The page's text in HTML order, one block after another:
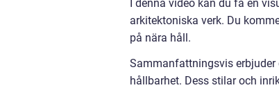
I denna video kan du få en
arkitektoniska verk. Du
på nära håll.
Sammanfattningsvis
hållbarhet. Dess stilar och